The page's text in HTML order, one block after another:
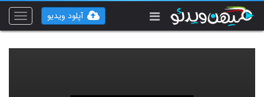
Toggle
آپلود ویدیو